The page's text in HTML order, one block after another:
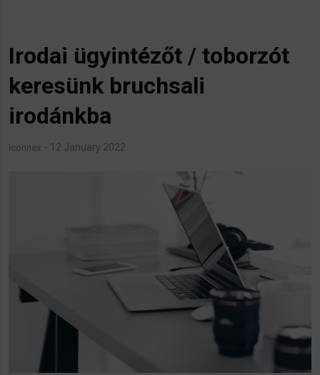
Irodai ügyintézőt / toborzót
keresünk bruchsali
irodánkba
Iconnex 12 January 2022